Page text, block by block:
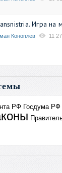
Игра на
Коноплев 11
РФ Госдума РФ